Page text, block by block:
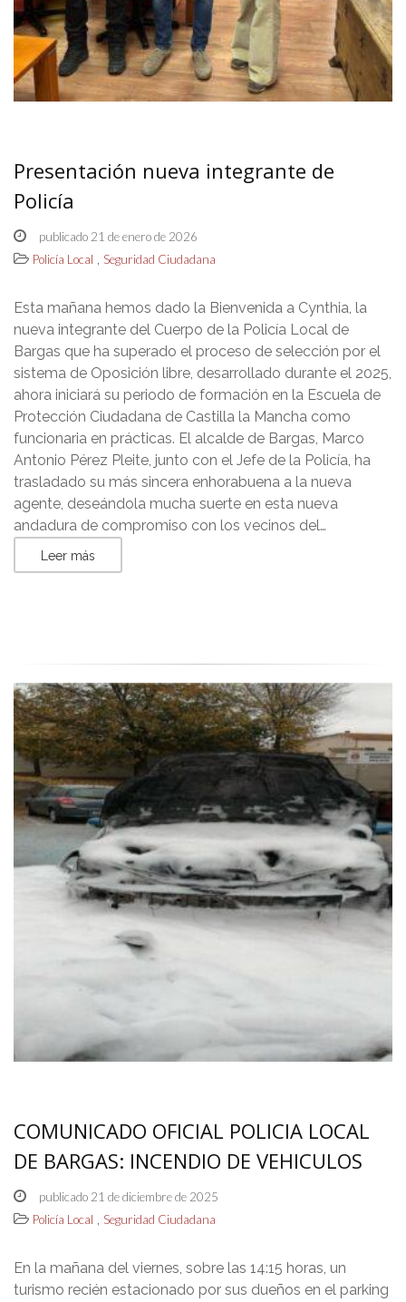
Presentación nueva integrante de
Policía
publicado 21 de enero de 2026
Policía Local , Seguridad Ciudadana
Esta mañana hemos dado la Bienvenida a Cynthia, la
nueva integrante del Cuerpo de la Policía Local de
Bargas que ha superado el proceso de selección por el
sistema de Oposición libre, desarrollado durante el 2025,
ahora iniciará su periodo de formación en la Escuela de
Protección Ciudadana de Castilla la Mancha como
funcionaria en prácticas. El alcalde de Bargas, Marco
Antonio Pérez Pleite, junto con el Jefe de la Policía, ha
trasladado su más sincera enhorabuena a la nueva
agente, deseándola mucha suerte en esta nueva
andadura de compromiso con los vecinos del…
Leer más
COMUNICADO OFICIAL POLICIA LOCAL
DE BARGAS: INCENDIO DE VEHICULOS
publicado 21 de diciembre de 2025
Policía Local , Seguridad Ciudadana
En la mañana del viernes, sobre las 14:15 horas, un
turismo recién estacionado por sus dueños en el parking